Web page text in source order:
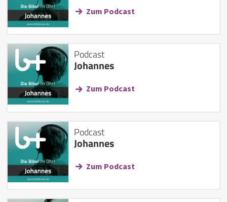
Zum Podcast
Podcast
Johannes
Zum Podcast
Podcast
Johannes
Zum Podcast